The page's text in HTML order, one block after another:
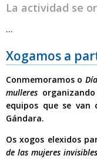
La actividad se
...
Xogamos a
Conmemoramos o
mulleres
equipos que se van
Gándara.
Os xogos elexidos
de las mujeres invisibles